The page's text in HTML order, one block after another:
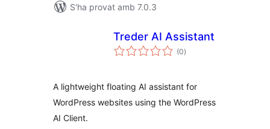
S'ha provat amb 7.0.3
Treder AI Assistant
(0puntuacions
totals
)
A lightweight floating AI assistant for
WordPress websites using the WordPress
AI Client.